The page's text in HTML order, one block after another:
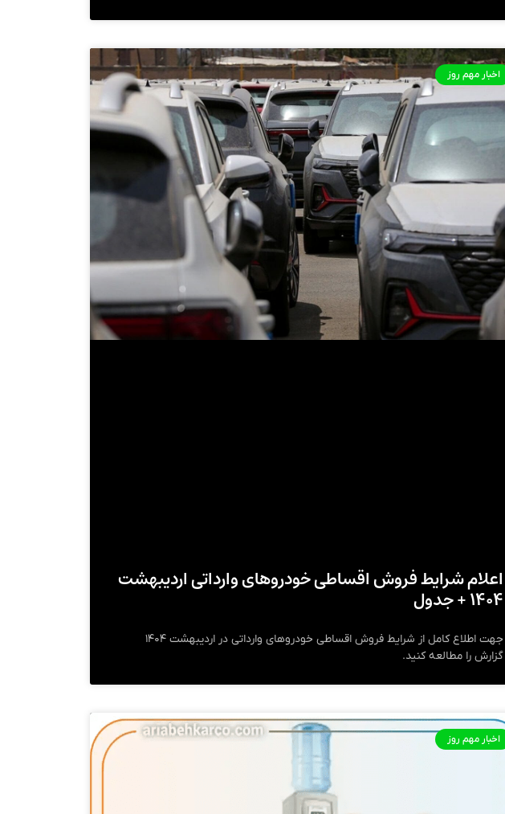
اخبار مهم روز
اعلام شرایط فروش اقساطی خودرو‌های وارداتی اردیبهشت
۱۴۰۴ + جدول
جهت اطلاع کامل از شرایط فروش اقساطی خودرو‌های وارداتی در اردیبهشت ۱۴۰۴
گزارش را مطالعه کنید.
اخبار مهم روز